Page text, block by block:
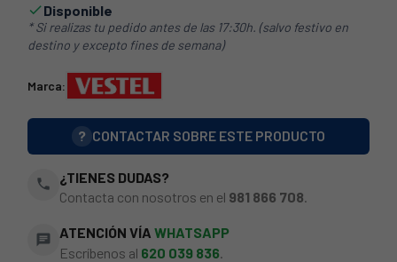
Disponible
* Si realizas tu pedido antes de las 17:30h. (salvo festivo en
destino y excepto fines de semana)
Marca:
? CONTACTAR SOBRE ESTE PRODUCTO
phone
¿TIENES DUDAS?
Contacta con nosotros en el 981 866 708.
chat ATENCIÓN VÍA WHATSAPP
Escríbenos al 620 039 836